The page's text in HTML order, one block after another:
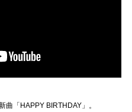
曲「HAPPY BIRTHDAY」。